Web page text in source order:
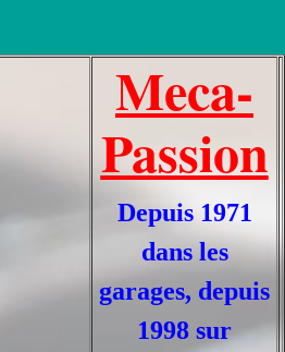
Meca-
Passion
Depuis 1971
dans les
garages, depuis
1998 sur